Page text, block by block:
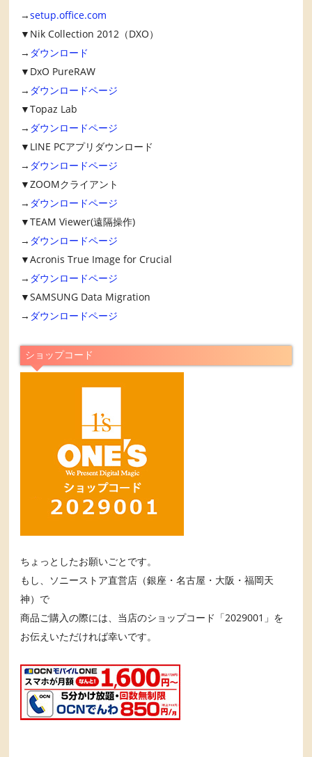
→setup.office.com
▼Nik Collection 2012（DXO）
→ ダウンロード
▼DxO PureRAW
→ ダウンロードページ
▼Topaz Lab
→ ダウンロードページ
▼LINE PCアプリダウンロード
→ ダウンロードページ
▼ZOOMクライアント
→ ダウンロードページ
▼TEAM Viewer(遠隔操作)
→ ダウンロードページ
▼Acronis True Image for Crucial
→ ダウンロードページ
▼SAMSUNG Data Migration
→ ダウンロードページ
ショップコード
ちょっとしたお願いごとです。
もし、ソニーストア直営店（銀座・名古屋・大阪・福岡天
神）で
商品ご購入の際には、当店のショップコード「2029001」を
お伝えいただければ幸いです。